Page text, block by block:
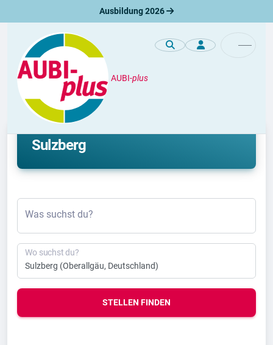
Ausbildung 2026
AUBI-plus
Duales Studium
Aktuelle duale Studienplätze in
Sulzberg
Was suchst du?
Wo suchst du?
STELLEN FINDEN